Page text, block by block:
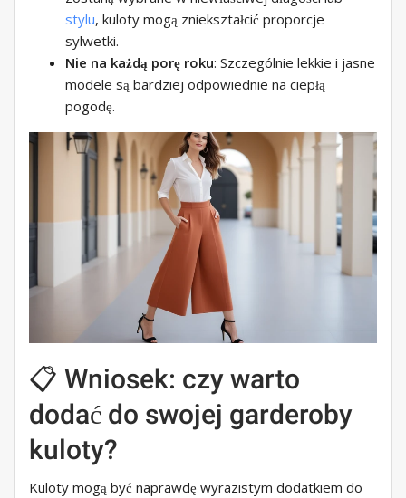
stylu, kuloty mogą zniekształcić proporcje
sylwetki.
Nie na każdą porę roku: Szczególnie lekkie i jasne
modele są bardziej odpowiednie na ciepłą
pogodę.
📋 Wniosek: czy warto
dodać do swojej garderoby
kuloty?
Kuloty mogą być naprawdę wyrazistym dodatkiem do